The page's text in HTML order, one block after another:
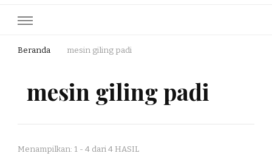
Beranda mesin giling padi
mesin giling padi
Menampilkan: 1 - 4 dari 4 HASIL